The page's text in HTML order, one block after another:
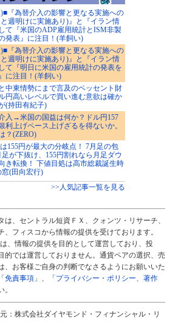
『為替介入の影響と更なる実施への
週明けに実施あり)』と『イラン情
て『米国のADP雇用統計とISM非製
発表』に注目！(羊飼い)
『為替介入の影響と更なる実施への
週明けに実施あり)』と『イラン情
て『明日に米国の雇用統計の発表を
に注目！(羊飼い)
中東情勢にまで言及のベッセント財
円高いレベルで買い進む意欲は確か
(持田有紀子)
入→米国の国益は何か？ドル円157
利上げペース上げざるを得ないか。
？(ZERO)
155円が最大の分岐点！ 7月足の包
が下抜け、155円割れなら月足ダウ
き転換！ 下値目処は高市総裁誕生時
窓(田向宏行)
>>人気記事一覧を見る
、セントラル短資ＦＸ、クォンツ・リサーチ、
、フィスコから情報の提供を受けております。
、情報の提供を目的として運営しており、投
的では運営しておりません。通貨ペアの選択、売
、お客様ご自身の判断でなさるようにお願いいた
「免責事項」 、
「プライバシー・ポリシー、著作
：株式会社ダイヤモンド・フィナンシャル・リ